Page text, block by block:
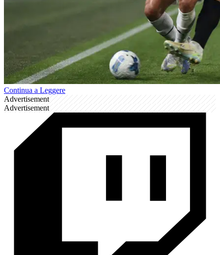
Continua a Leggere
Advertisement
Advertisement